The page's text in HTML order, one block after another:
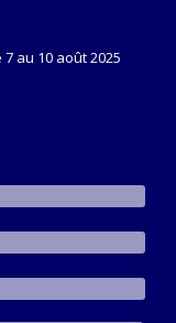
au 10 août 2025